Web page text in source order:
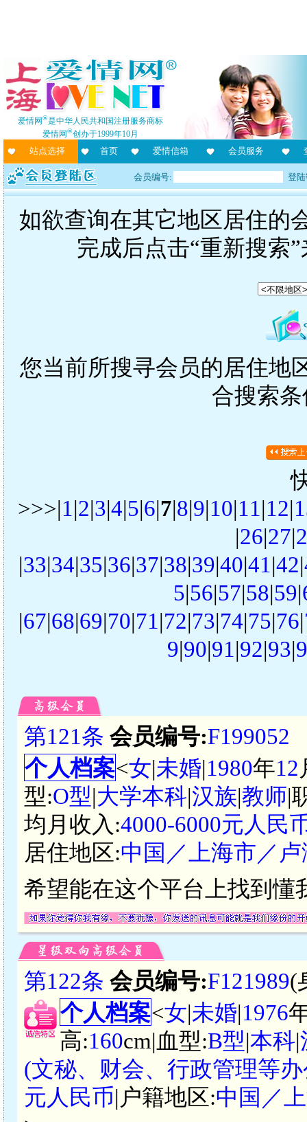
爱情网®是中华人民共和国注册服务商标
爱情网®创办于1999年10月
站点选择 首页 爱情信箱 会员服务
会员编号: 登
如欲查询在其它地区居住的
完成后点击“重新搜索
您当前所搜寻会员的居住地
合搜索
>>>|1|2|3|4|5|6|7|8|9|10|11|12|
|26|27|
|33|34|35|36|37|38|39|40|41|42|
5|56|57|58|59|
|67|68|69|70|71|72|73|74|75|76|
9|90|91|92|93|
第121条 会员编号:F199052
个人档案<女|未婚|1980年12
型:O型|大学本科|汉族|教师|
均月收入:4000-6000元人民
居住地区:中国／上海市／
希望能在这个平台上找到懂
第122条 会员编号:F121989(
个人档案<女|未婚|1976
高:160cm|血型:B型|本科|
(文秘、财会、行政管理等
元人民币|户籍地区:中国／